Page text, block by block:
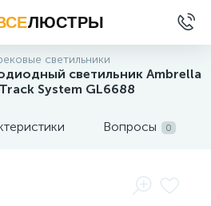
ЛЮСТРЫ
светильники
светильник Ambrella
System GL6688
Вопросы 0